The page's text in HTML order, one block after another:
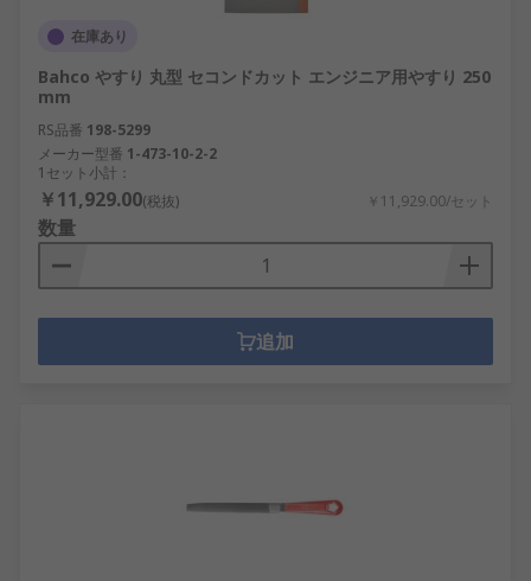
在庫あり
Bahco やすり 丸型 セコンドカット エンジニア用やすり 250
mm
RS品番 198-5299
メーカー型番 1-473-10-2-2
1セット小計：
￥11,929.00(税抜) ￥11,929.00/セット
数量
追加